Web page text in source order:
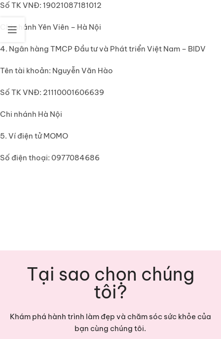
Số TK VNĐ: 19021087181012
Chi nhánh Yên Viên – Hà Nội
4. Ngân hàng TMCP Đầu tư và Phát triển Việt Nam – BIDV
Tên tài khoản: Nguyễn Văn Hào
Số TK VNĐ: 21110001606639
Chi nhánh Hà Nội
5. Ví điện tử MOMO
Số điện thoại: 0977084686
Tại sao chọn chúng
tôi?
Khám phá hành trình làm đẹp và chăm sóc sức khỏe của
bạn cùng chúng tôi.